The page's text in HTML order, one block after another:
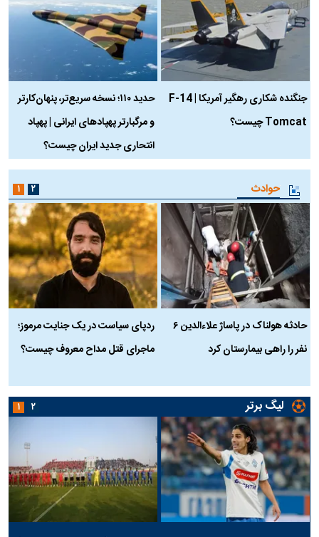
جنگنده شکاری رهگیر آمریکا | F-14
Tomcat چیست؟
حدید ۱۱۰؛ نسخه سریع‌تر، پنهان‌کارتر
و مرگبارتر پهپادهای ایرانی | پهپاد
انتحاری جدید ایران چیست؟
حوادث
حادثه هولناک در پاساژ علاءالدین ۶
نفر را راهی بیمارستان کرد
ردپای سیاست در یک جنایت مرموز؛
ماجرای قتل مداح معروف چیست؟
۱ ۲
لیگ برتر ۱ ۲